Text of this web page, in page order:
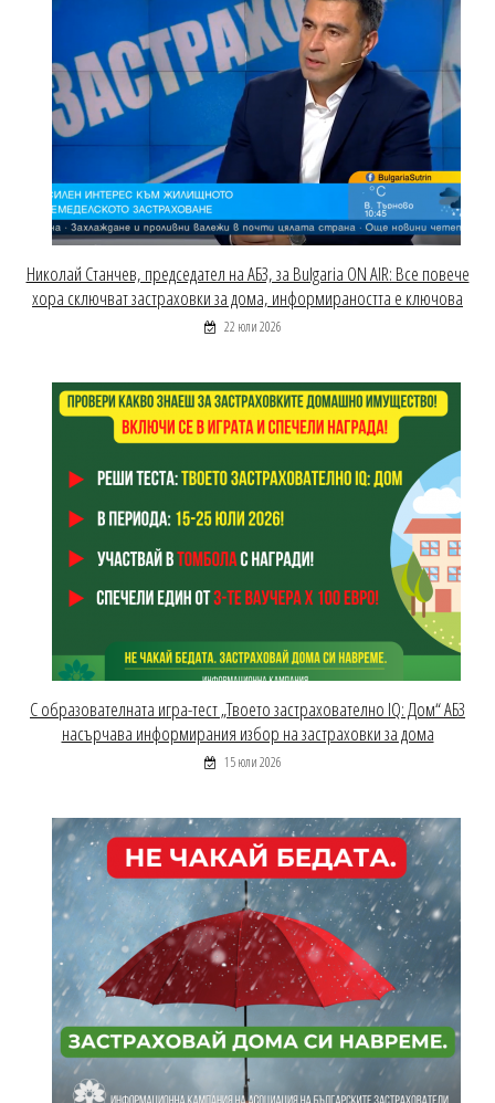
Николай Станчев, председател на АБЗ, за Bulgaria ON AIR: Все повече
хора сключват застраховки за дома, информираността е ключова
22 юли 2026
С образователната игра-тест „Твоето застрахователно IQ: Дом“ АБЗ
насърчава информирания избор на застраховки за дома
15 юли 2026